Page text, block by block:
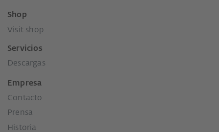
Shop
Visit shop
Servicios
Descargas
Empresa
Contacto
Prensa
Historia